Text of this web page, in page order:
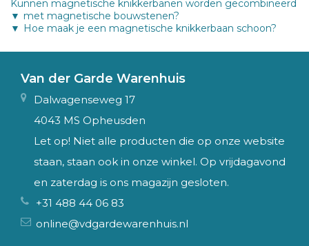
Kunnen magnetische knikkerbanen worden gecombineerd
met magnetische bouwstenen?
Hoe maak je een magnetische knikkerbaan schoon?
Van der Garde Warenhuis
Dalwagenseweg 17
4043 MS Opheusden
Let op! Niet alle producten die op onze website
staan, staan ook in onze winkel. Op vrijdagavond
en zaterdag is ons magazijn gesloten.
+31 488 44 06 83
online@vdgardewarenhuis.nl